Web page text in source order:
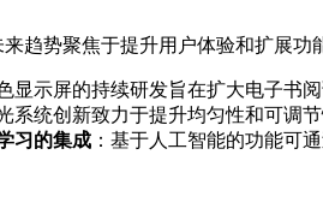
趋势聚焦于提升用户体验和扩展功
显示屏的持续研发旨在扩大电子书
系统创新致力于提升均匀性和可调
习的集成 ：基于人工智能的功能可